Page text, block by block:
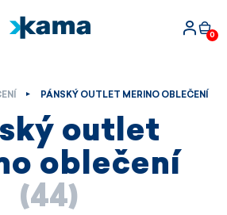
0
PÁNSKÝ OUTLET MERINO OBLEČENÍ
outlet
oblečení
(44)